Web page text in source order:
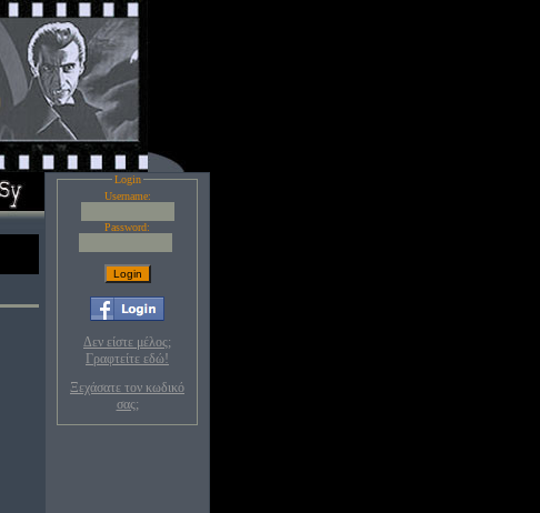
Login
Username:
Password:
Δεν είστε μέλος;
Γραφτείτε εδώ!
Ξεχάσατε τον κωδικό
σας;